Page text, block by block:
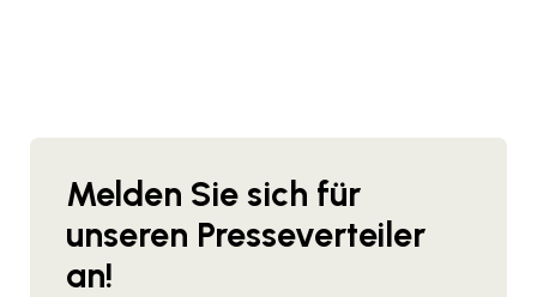
Melden Sie sich für
unseren Presseverteiler
an!